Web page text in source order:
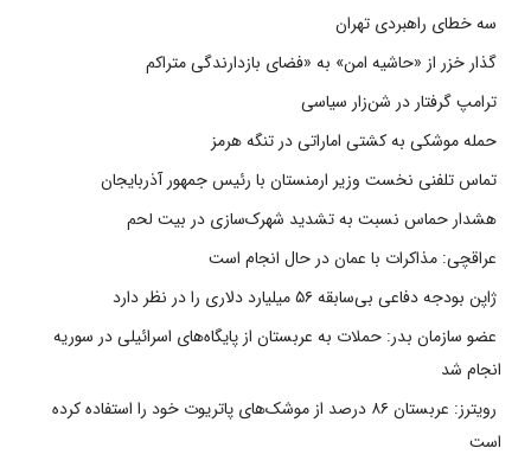
سه خطای راهبردی تهران
گذار خزر از «حاشیه امن» به «فضای بازدارندگی متراکم
ترامپ گرفتار در شن‌زار سیاسی
حمله موشکی به کشتی اماراتی در تنگه هرمز
تماس تلفنی نخست وزیر ارمنستان با رئیس جمهور آذربایجان
هشدار حماس نسبت به تشدید شهرک‌سازی در بیت‌ لحم
عراقچی: مذاکرات با عمان در حال انجام است
ژاپن بودجه دفاعی بی‌سابقه ۵۶ میلیارد دلاری را در نظر دارد
عضو سازمان بدر: حملات به عربستان از پایگاه‌های اسرائیلی در سوریه
انجام شد
رویترز: عربستان ۸۶ درصد از موشک‌های پاتریوت خود را استفاده کرده
است